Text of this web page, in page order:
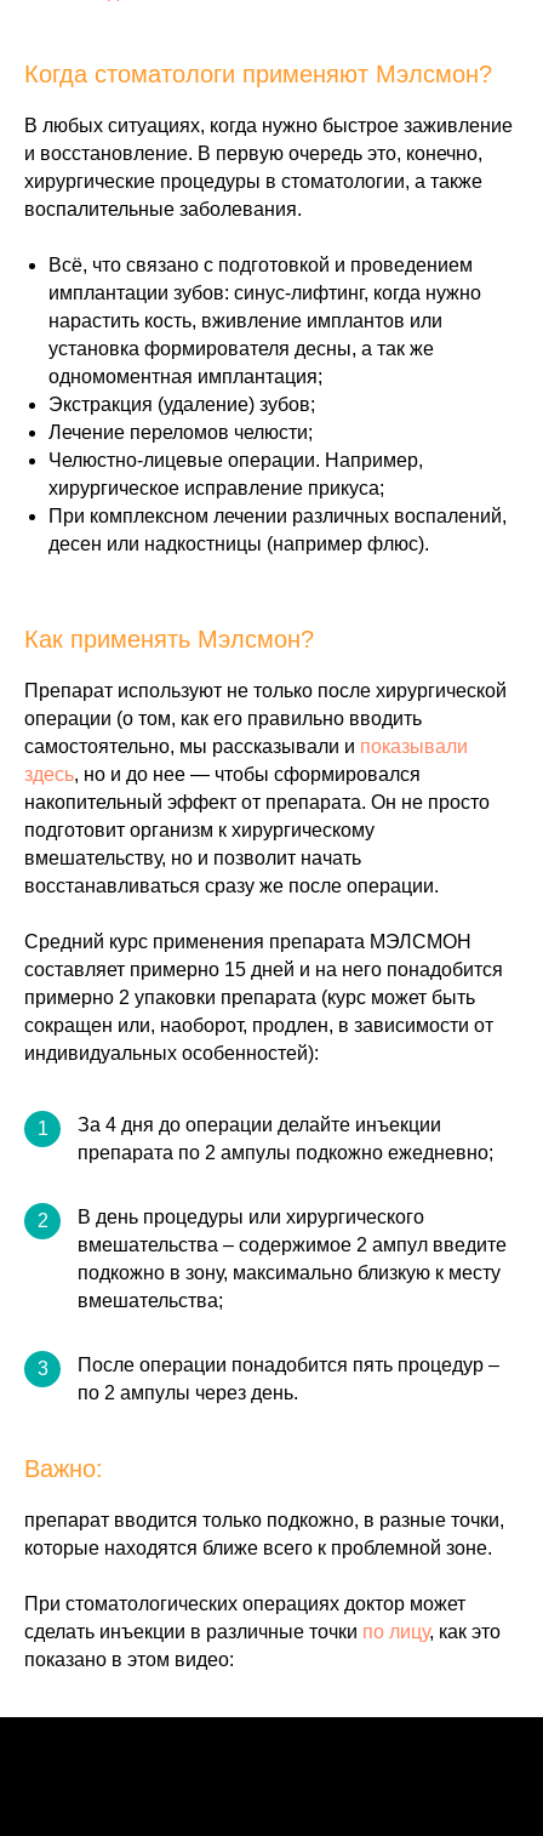
Когда стоматологи применяют Мэлсмон?
В любых ситуациях, когда нужно быстрое заживление
и восстановление. В первую очередь это, конечно,
хирургические процедуры в стоматологии, а также
воспалительные заболевания.
Всё, что связано с подготовкой и проведением
имплантации зубов: синус-лифтинг, когда нужно
нарастить кость, вживление имплантов или
установка формирователя десны, а так же
одномоментная имплантация;
Экстракция (удаление) зубов;
Лечение переломов челюсти;
Челюстно-лицевые операции. Например,
хирургическое исправление прикуса;
При комплексном лечении различных воспалений,
десен или надкостницы (например флюс).
Как применять Мэлсмон?
Препарат используют не только после хирургической
операции (о том, как его правильно вводить
самостоятельно, мы рассказывали и показывали
здесь, но и до нее — чтобы сформировался
накопительный эффект от препарата. Он не просто
подготовит организм к хирургическому
вмешательству, но и позволит начать
восстанавливаться сразу же после операции.
Средний курс применения препарата МЭЛСМОН
составляет примерно 15 дней и на него понадобится
примерно 2 упаковки препарата (курс может быть
сокращен или, наоборот, продлен, в зависимости от
индивидуальных особенностей):
1
За 4 дня до операции делайте инъекции
препарата по 2 ампулы подкожно ежедневно;
2
В день процедуры или хирургического
вмешательства – содержимое 2 ампул введите
подкожно в зону, максимально близкую к месту
вмешательства;
3
После операции понадобится пять процедур –
по 2 ампулы через день.
Важно:
препарат вводится только подкожно, в разные точки,
которые находятся ближе всего к проблемной зоне.
При стоматологических операциях доктор может
сделать инъекции в различные точки по лицу, как это
показано в этом видео: